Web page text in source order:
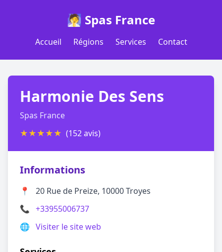
🧖 Spas France
Accueil Régions Services Contact
Harmonie Des Sens
Spas France
★★★★★ (152 avis)
Informations
📍
20 Rue de Preize, 10000 Troyes
📞 +33955006737
🌐 Visiter le site web